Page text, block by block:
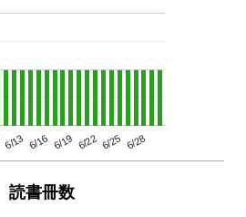
6/13 6/16 6/19 6/22 6/25 6/28
読書冊数